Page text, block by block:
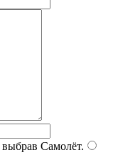
Самолёт.